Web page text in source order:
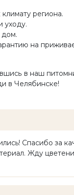
региона.
уходу.
дом.
на
в наш
в Челябинске!
Спасибо за
Жду